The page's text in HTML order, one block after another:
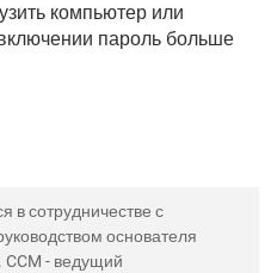
компьютер или
пароль больше
в сотрудничестве с
основателя
- ведущий